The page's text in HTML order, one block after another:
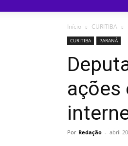
Início CURITIBA
CURITIBA PARANÁ
ações
Por Redação - abril